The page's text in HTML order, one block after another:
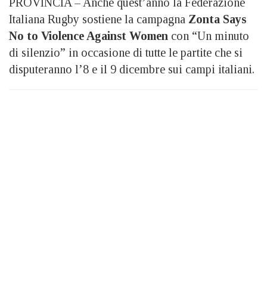
Italiana Rugby sostiene la campagna Zonta Says
No to Violence Against Women con “Un minuto
di silenzio” in occasione di tutte le partite che si
disputeranno l’8 e il 9 dicembre sui campi italiani.